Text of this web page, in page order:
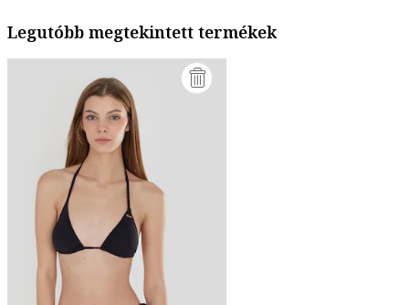
Legutóbb megtekintett termékek